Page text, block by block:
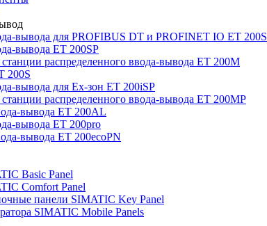
вывода для PROFIBUS DT и PROFINET IO ET 200S
вывода ET 200SP
распределенного ввода-вывода ET 200M
200S
вывода для Ex-зон ET 200iSP
распределенного ввода-вывода ET 200MP
вывода ET 200AL
вывода ET 200pro
вывода ET 200ecoPN
Basic Panel
Comfort Panel
панели SIMATIC Key Panel
SIMATIC Mobile Panels